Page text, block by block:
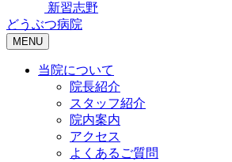
新習志野
どうぶつ病院
MENU
当院について
院長紹介
スタッフ紹介
院内案内
アクセス
よくあるご質問